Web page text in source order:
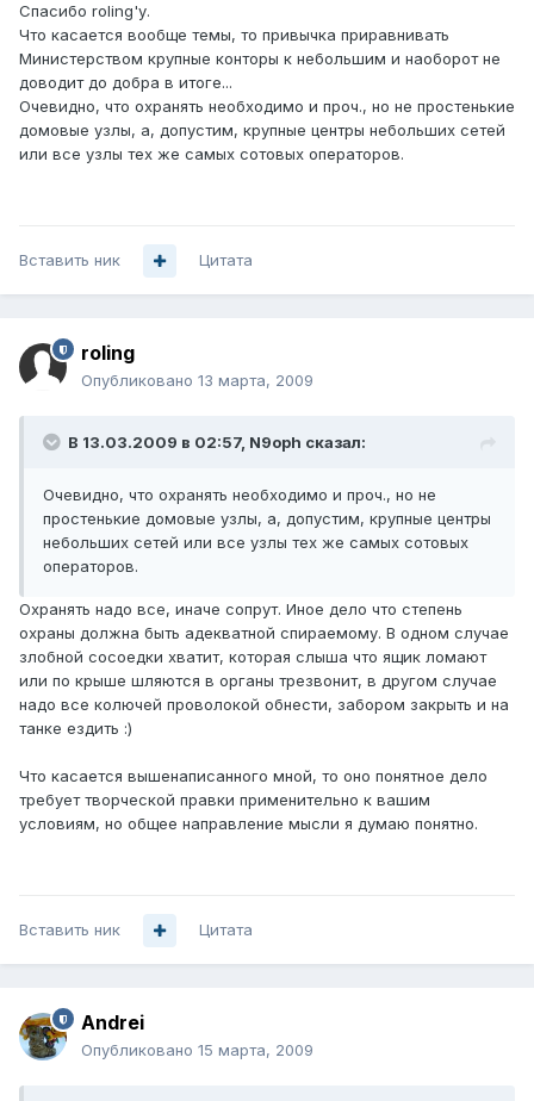
Спасибо roling'у.
Что касается вообще темы, то привычка приравнивать
Министерством крупные конторы к небольшим и наоборот не
доводит до добра в итоге...
Очевидно, что охранять необходимо и проч., но не простенькие
домовые узлы, а, допустим, крупные центры небольших сетей
или все узлы тех же самых сотовых операторов.
Вставить ник Цитата
roling
Опубликовано 13 марта, 2009
В 13.03.2009 в 02:57, N9oph сказал:
Очевидно, что охранять необходимо и проч., но не
простенькие домовые узлы, а, допустим, крупные центры
небольших сетей или все узлы тех же самых сотовых
операторов.
Охранять надо все, иначе сопрут. Иное дело что степень
охраны должна быть адекватной спираемому. В одном случае
злобной сосоедки хватит, которая слыша что ящик ломают
или по крыше шляются в органы трезвонит, в другом случае
надо все колючей проволокой обнести, забором закрыть и на
танке ездить :)
Что касается вышенаписанного мной, то оно понятное дело
требует творческой правки применительно к вашим
условиям, но общее направление мысли я думаю понятно.
Вставить ник Цитата
Andrei
Опубликовано 15 марта, 2009